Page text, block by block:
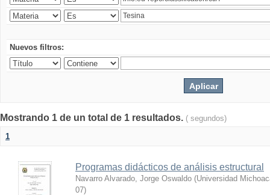
Nuevos filtros:
Mostrando 1 de un total de 1 resultados. ( segundos)
1
Programas didácticos de análisis estructural
Navarro Alvarado, Jorge Oswaldo (Universidad
07)